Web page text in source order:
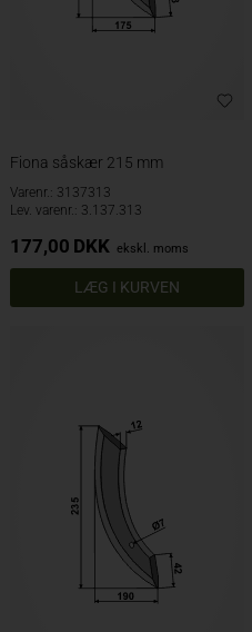
Fiona såskær 215 mm
Varenr.: 3137313
Lev. varenr.: 3.137.313
177,00 DKK ekskl. moms